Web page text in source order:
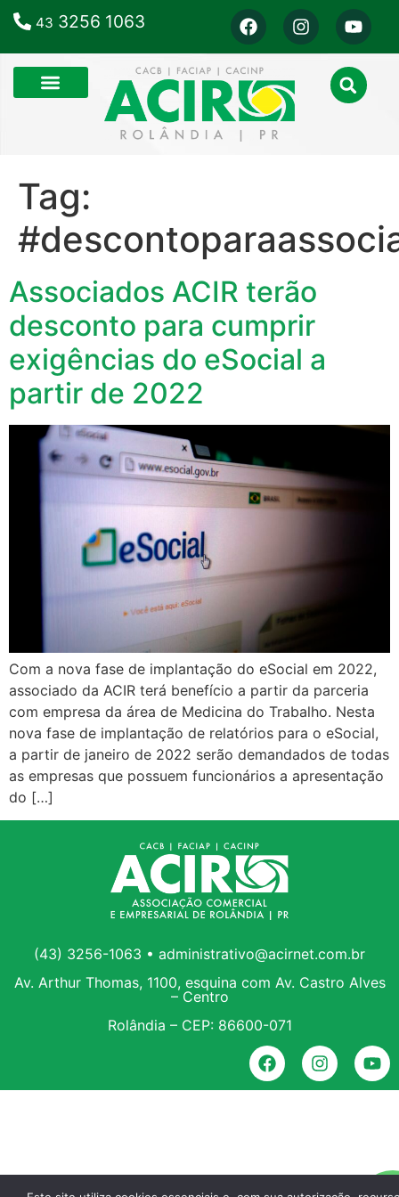
43 3256 1063
Tag:
Associados ACIR terão
desconto para cumprir
exigências do eSocial a
partir de 2022
Com a nova fase de implantação do eSocial em 2022,
associado da ACIR terá benefício a partir da parceria
com empresa da área de Medicina do Trabalho. Nesta
nova fase de implantação de relatórios para o eSocial,
a partir de janeiro de 2022 serão demandados de todas
as empresas que possuem funcionários a apresentação
do […]
(43) 3256-1063 • administrativo@acirnet.com.br
Av. Arthur Thomas, 1100, esquina com Av. Castro Alves
– Centro
Rolândia – CEP: 86600-071